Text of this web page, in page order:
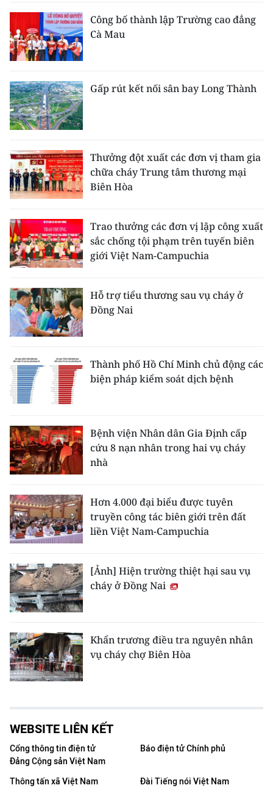
Công bố thành lập Trường cao đẳng
Cà Mau
Gấp rút kết nối sân bay Long Thành
Thưởng đột xuất các đơn vị tham gia
chữa cháy Trung tâm thương mại
Biên Hòa
Trao thưởng các đơn vị lập công xuất
sắc chống tội phạm trên tuyến biên
giới Việt Nam-Campuchia
Hỗ trợ tiểu thương sau vụ cháy ở
Đồng Nai
Thành phố Hồ Chí Minh chủ động các
biện pháp kiểm soát dịch bệnh
Bệnh viện Nhân dân Gia Định cấp
cứu 8 nạn nhân trong hai vụ cháy
nhà
Hơn 4.000 đại biểu được tuyên
truyền công tác biên giới trên đất
liền Việt Nam-Campuchia
[Ảnh] Hiện trường thiệt hại sau vụ
cháy ở Đồng Nai
Khẩn trương điều tra nguyên nhân
vụ cháy chợ Biên Hòa
WEBSITE LIÊN KẾT
Cổng thông tin điện tử
Đảng Cộng sản Việt Nam
Báo điện tử Chính phủ
Thông tấn xã Việt Nam
Đài Tiếng nói Việt Nam